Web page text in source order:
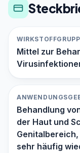
Mittel zur
Behandlung
der Haut und
sehr häufig